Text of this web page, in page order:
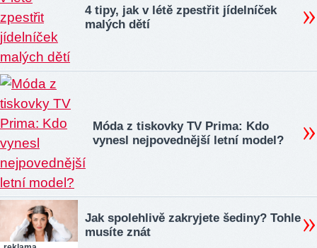
4 tipy, jak v létě zpestřit jídelníček
malých dětí
Móda z tiskovky TV Prima: Kdo
vynesl nejpovednější letní model?
Jak spolehlivě zakryjete šediny? Tohle
musíte znát